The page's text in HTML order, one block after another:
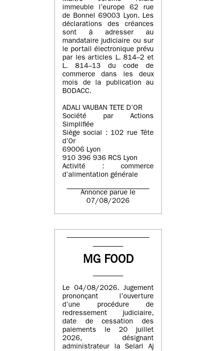
immeuble l’europe 62 rue
de Bonnel 69003 Lyon. Les
déclarations des créances
sont à adresser au
mandataire judiciaire ou sur
le portail électronique prévu
par les articles L. 814–2 et
L. 814–13 du code de
commerce dans les deux
mois de la publication au
BODACC.
ADALI VAUBAN TETE D’OR
Société par Actions
Simplifiée
Siège social : 102 rue Tête
d’Or
69006 Lyon
910 396 936 RCS Lyon
Activité : commerce
d’alimentation générale
Annonce parue le
07/08/2026
MG FOOD
Le 04/08/2026. Jugement
prononçant l’ouverture
d’une procédure de
redressement judiciaire,
date de cessation des
paiements le 20 juillet
2026, désignant
administrateur la Selarl Aj